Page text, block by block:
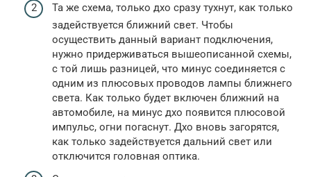
Та же схема, только дхо сразу тухнут, как только
задействуется ближний свет. Чтобы
осуществить данный вариант подключения,
нужно придерживаться вышеописанной схемы,
с той лишь разницей, что минус соединяется с
одним из плюсовых проводов лампы ближнего
света. Как только будет включен ближний на
автомобиле, на минус дхо появится плюсовой
импульс, огни погаснут. Дхо вновь загорятся,
как только задействуется дальний свет или
отключится головная оптика.